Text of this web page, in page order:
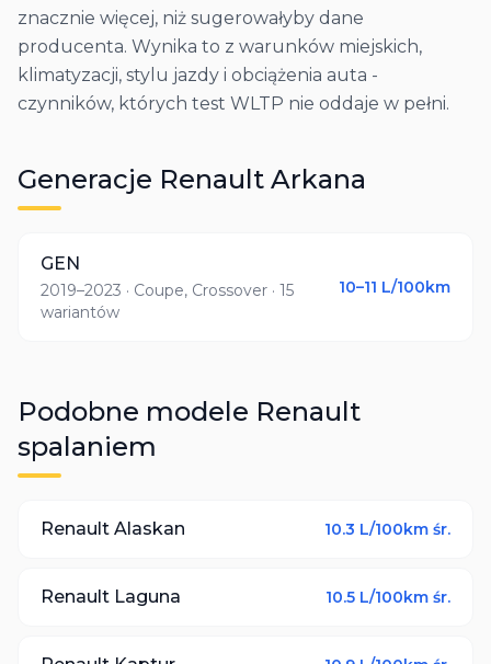
znacznie więcej, niż sugerowałyby dane
producenta. Wynika to z warunków miejskich,
klimatyzacji, stylu jazdy i obciążenia auta -
czynników, których test WLTP nie oddaje w pełni.
Generacje Renault Arkana
GEN
2019–2023 · Coupe, Crossover · 15
wariantów
10–11 L/100km
Podobne modele Renault
spalaniem
Renault Alaskan 10.3 L/100km śr.
Renault Laguna 10.5 L/100km śr.